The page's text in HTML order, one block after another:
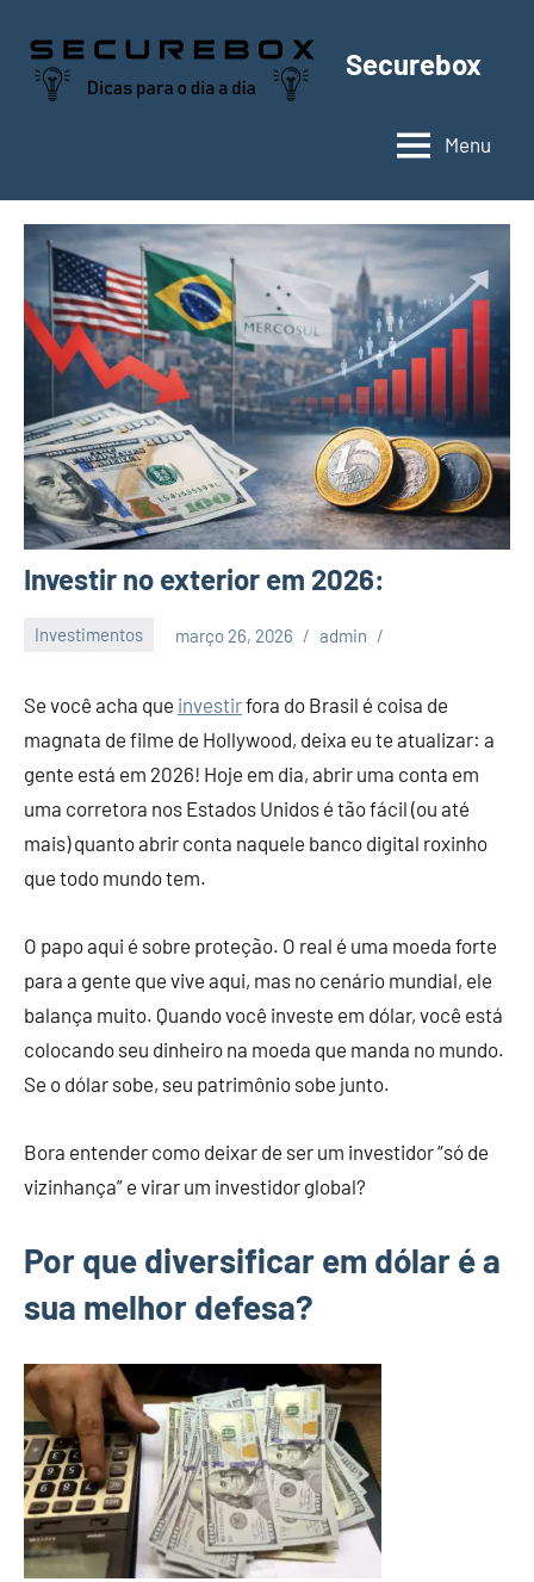
para
Securebox
Menu
Investir no exterior em 2026:
Investimentos março 26, 2026 admin
Se você acha que investirfora do Brasil é coisa de
magnata de filme de Hollywood, deixa eu te atualizar: a
gente está em 2026! Hoje em dia, abrir uma conta em
uma corretora nos Estados Unidos é tão fácil (ou até
mais) quanto abrir conta naquele banco digital roxinho
que todo mundo tem.
O papo aqui é sobre proteção. O real é uma moeda forte
para a gente que vive aqui, mas no cenário mundial, ele
balança muito. Quando você investe em dólar, você está
colocando seu dinheiro na moeda que manda no mundo.
Se o dólar sobe, seu patrimônio sobe junto.
Bora entender como deixar de ser um investidor “só de
vizinhança” e virar um investidor global?
Por que diversificar em dólar é a
sua melhor defesa?